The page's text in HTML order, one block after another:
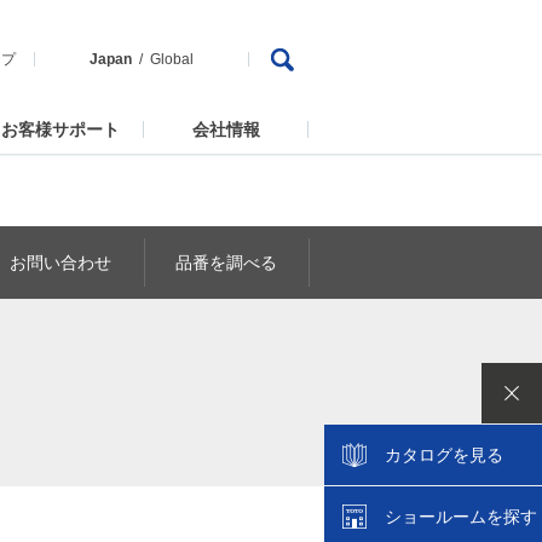
Japan Global
お客様サポート 会社情報
お問い合わせ 品番を調べる
カタログを見る
ショールームを探す